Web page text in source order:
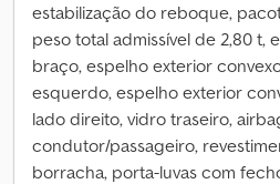
estabilização do reboque,
peso total admissível de 2,80 t,
braço, espelho exterior
esquerdo, espelho exterior
lado direito, vidro traseiro,
condutor/passageiro,
borracha, porta-luvas com